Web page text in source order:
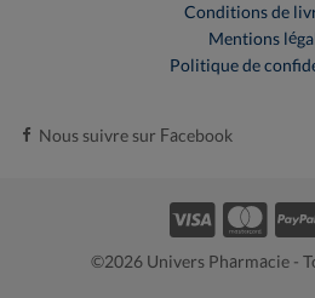
Conditions de
Mentions
Politique de
Nous suivre sur Facebook
©2026 Univers Pharmacie -